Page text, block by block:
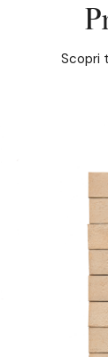
Scopri